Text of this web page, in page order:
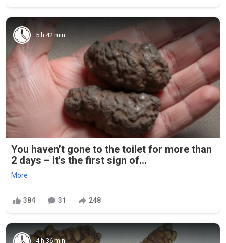
5 h 42 min
You haven’t gone to the toilet for more than
2 days – it's the first sign of...
More
384 31 248
4 h 36 min